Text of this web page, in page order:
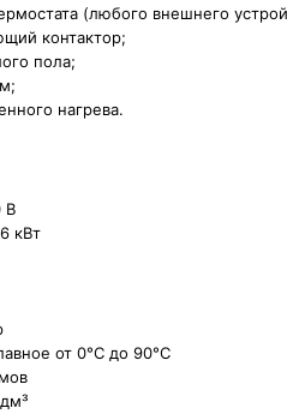
(любого внешнего
контактор;
пола;
нагрева.
В
кВт
от 0°С до 90°С